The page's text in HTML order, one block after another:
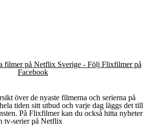
filmer på Netflix Sverige - Följ Flixfilmer på
Facebook
över de nyaste filmerna och serierna på
tiden sitt utbud och varje dag läggs det till
På Flixfilmer kan du också hitta nyheter
tv-serier på Netflix